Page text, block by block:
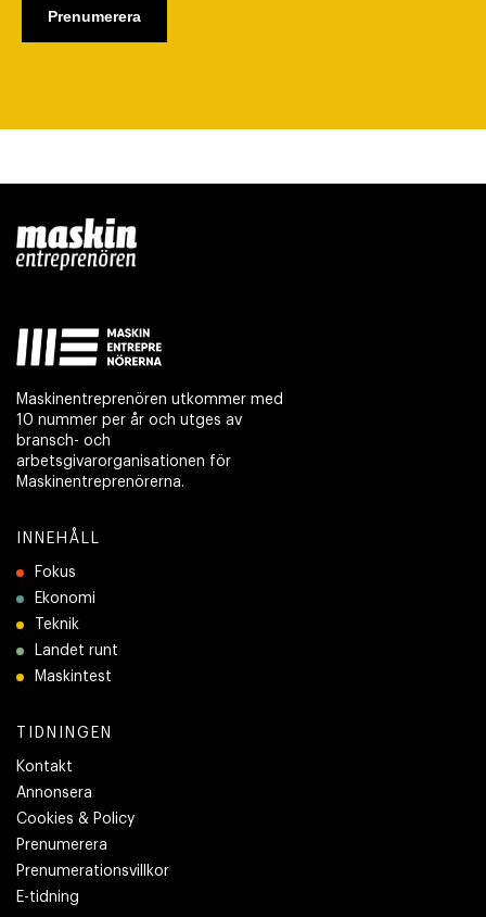
Maskinentreprenören utkommer med
10 nummer per år och utges av
bransch- och
arbetsgivarorganisationen för
Maskinentreprenörerna.
INNEHÅLL
Fokus
Ekonomi
Teknik
Landet runt
Maskintest
TIDNINGEN
Kontakt
Annonsera
Cookies & Policy
Prenumerera
Prenumerationsvillkor
E-tidning